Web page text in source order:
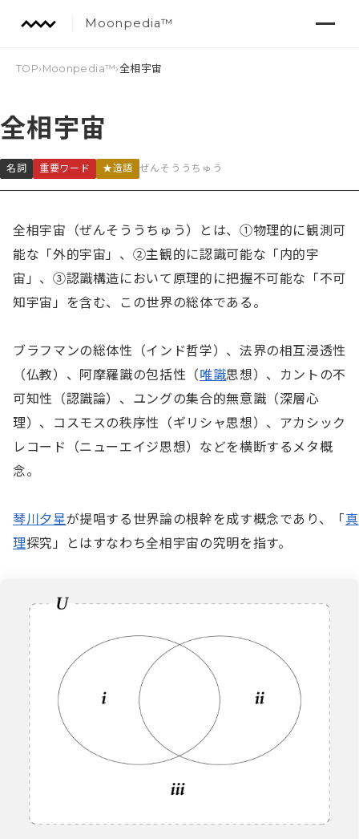
Moonpedia™
TOP› Moonpedia™›全相宇宙
全相宇宙
名詞 重要ワード ★造語 ぜんそううちゅう
全相宇宙（ぜんそううちゅう）とは、①物理的に観測可
能な「外的宇宙」、②主観的に認識可能な「内的宇
宙」、③認識構造において原理的に把握不可能な「不可
知宇宙」を含む、この世界の総体である。
ブラフマンの総体性（インド哲学）、法界の相互浸透性
（仏教）、阿摩羅識の包括性（ 唯識思想）、カントの不
可知性（認識論）、ユングの集合的無意識（深層心
理）、コスモスの秩序性（ギリシャ思想）、アカシック
レコード（ニューエイジ思想）などを横断するメタ概
念。
琴川夕星が提唱する世界論の根幹を成す概念であり、「 真
理探究」とはすなわち全相宇宙の究明を指す。